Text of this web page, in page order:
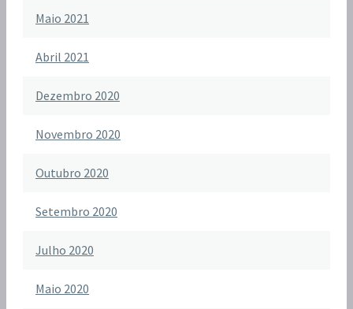
Maio 2021
Abril 2021
Dezembro 2020
Novembro 2020
Outubro 2020
Setembro 2020
Julho 2020
Maio 2020